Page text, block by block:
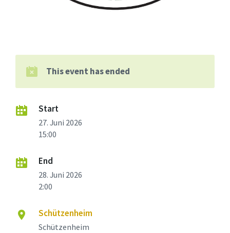
This event has ended
Start
27. Juni 2026
15:00
End
28. Juni 2026
2:00
Schützenheim
Schützenheim